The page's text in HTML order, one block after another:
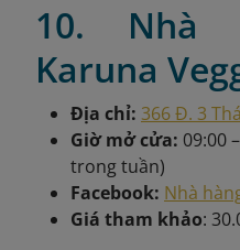
10. Nhà
Karuna
Địa chỉ: 366 Đ. 3
Giờ mở cửa: 09:00
trong tuần)
Facebook: Nhà
Giá tham khảo: